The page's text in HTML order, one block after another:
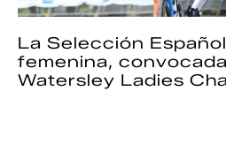
La Selección
femenina,
Watersley Ladies